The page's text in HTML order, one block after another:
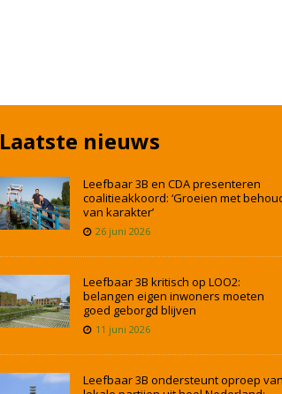
Laatste nieuws
Leefbaar 3B en CDA presenteren
coalitieakkoord: ‘Groeien met
van karakter’
26 juni 2026
Leefbaar 3B kritisch op LOO2:
belangen eigen inwoners moeten
goed geborgd blijven
11 juni 2026
Leefbaar 3B ondersteunt oproep van